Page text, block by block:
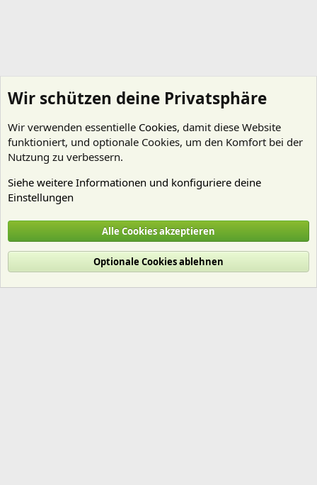
Cookies
Deutsch (Du)
Nutzungsbedingungen
Datenschutz Hilfe und Impressum
R
Wir schützen deine Privatsphäre
Wir verwenden essentielle Cookies, damit diese Website
funktioniert, und optionale Cookies, um den Komfort bei der
Nutzung zu verbessern.
Siehe weitere Informationen und konfiguriere deine
Einstellungen
Alle Cookies akzeptieren
Optionale Cookies ablehnen